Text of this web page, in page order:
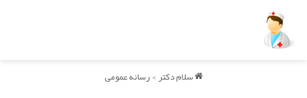
سلام دکتر>رسانه عمومی